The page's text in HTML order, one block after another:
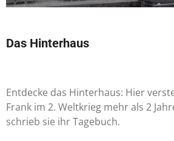
Das Hinterhaus
Entdecke das Hinterhaus: Hier
Frank im 2. Weltkrieg mehr als 2
schrieb sie ihr Tagebuch.